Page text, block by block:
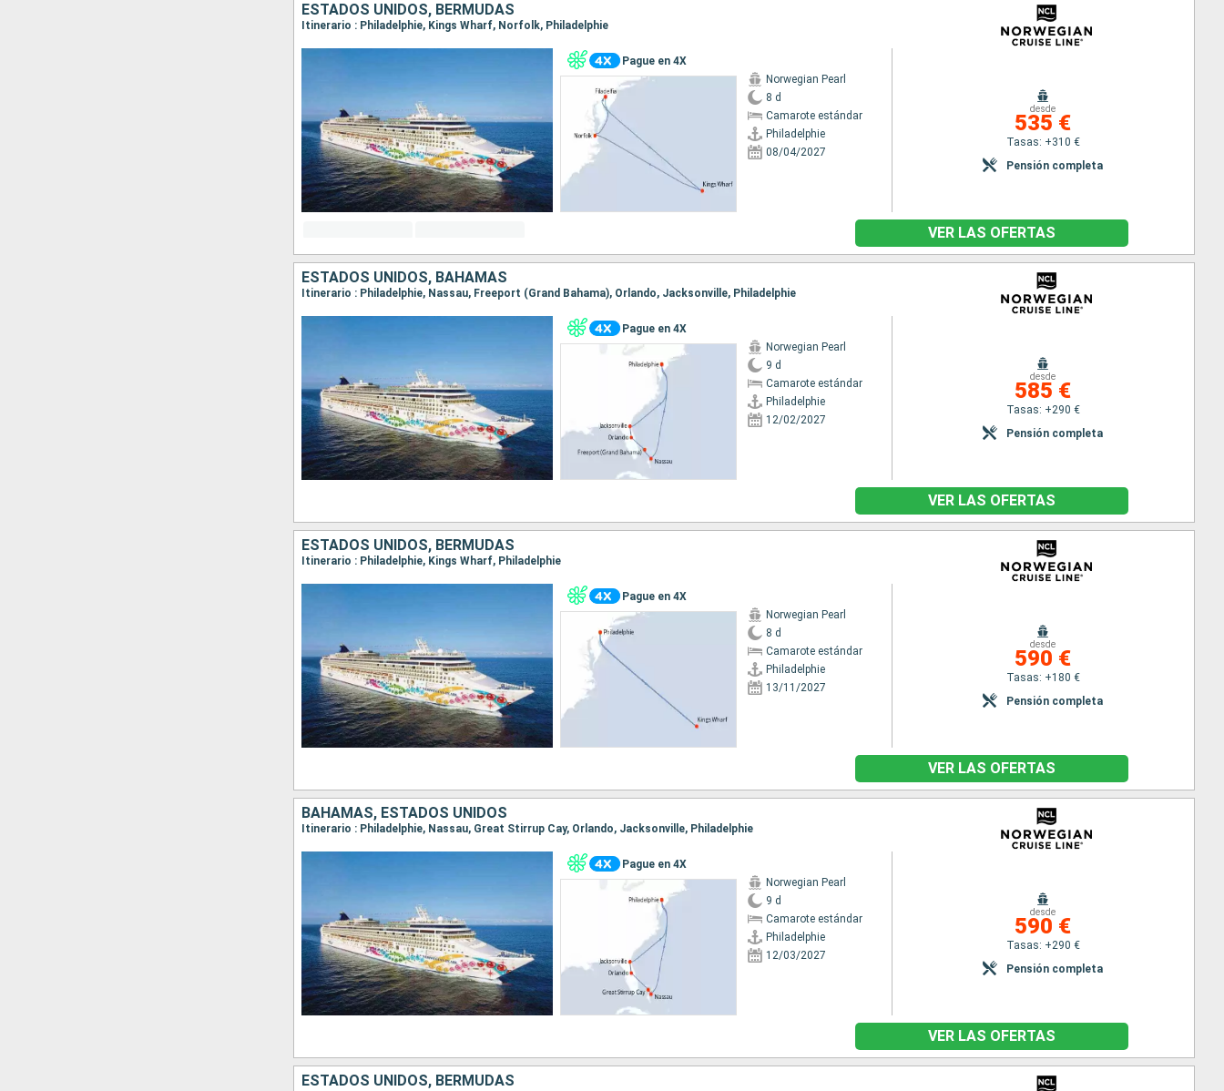
ESTADOS UNIDOS, BERMUDAS
Itinerario : Philadelphie, Kings Wharf, Norfolk, Philadelphie
Pague en 4X
Norwegian Pearl
8 d
Camarote estándar
Philadelphie
08/04/2027
desde
535 €
Tasas: +310 €
Pensión completa
VER LAS OFERTAS
ESTADOS UNIDOS, BAHAMAS
Itinerario : Philadelphie, Nassau, Freeport (Grand Bahama), Orlando, Jacksonville, Philadelphie
Pague en 4X
Norwegian Pearl
9 d
Camarote estándar
Philadelphie
12/02/2027
desde
585 €
Tasas: +290 €
Pensión completa
VER LAS OFERTAS
ESTADOS UNIDOS, BERMUDAS
Itinerario : Philadelphie, Kings Wharf, Philadelphie
Pague en 4X
Norwegian Pearl
8 d
Camarote estándar
Philadelphie
13/11/2027
desde
590 €
Tasas: +180 €
Pensión completa
VER LAS OFERTAS
BAHAMAS, ESTADOS UNIDOS
Itinerario : Philadelphie, Nassau, Great Stirrup Cay, Orlando, Jacksonville, Philadelphie
Pague en 4X
Norwegian Pearl
9 d
Camarote estándar
Philadelphie
12/03/2027
desde
590 €
Tasas: +290 €
Pensión completa
VER LAS OFERTAS
ESTADOS UNIDOS, BERMUDAS